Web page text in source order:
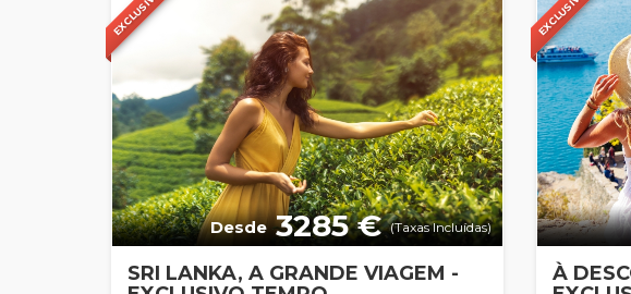
EXCLUSIVO
Desde3285 €(Taxas Incluídas)
SRI LANKA, A GRANDE VIAGEM -
EXCLUSIVO
À